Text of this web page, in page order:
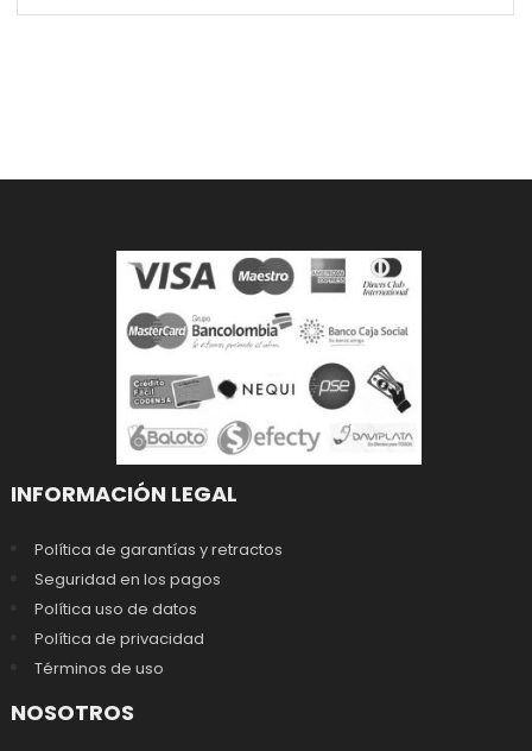
INFORMACIÓN LEGAL
Política de garantías y retractos
Seguridad en los pagos
Política uso de datos
Política de privacidad
Términos de uso
NOSOTROS